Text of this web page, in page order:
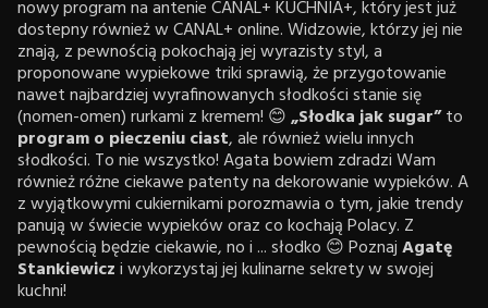
nowy program na antenie CANAL+ KUCHNIA+, który jest już
dostepny również w CANAL+ online. Widzowie, którzy jej nie
znają, z pewnością pokochają jej wyrazisty styl, a
proponowane wypiekowe triki sprawią, że przygotowanie
nawet najbardziej wyrafinowanych słodkości stanie się
(nomen-omen) rurkami z kremem! 😊„Słodka jak sugar”to
program o pieczeniu ciast, ale również wielu innych
słodkości. To nie wszystko! Agata bowiem zdradzi Wam
również różne ciekawe patenty na dekorowanie wypieków. A
z wyjątkowymi cukiernikami porozmawia o tym, jakie trendy
panują w świecie wypieków oraz co kochają Polacy. Z
pewnością będzie ciekawie, no i ... słodko 😊 PoznajAgatę
Stankiewiczi wykorzystaj jej kulinarne sekrety w swojej
kuchni!